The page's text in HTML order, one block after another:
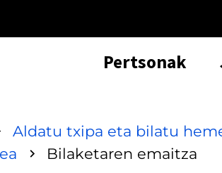
Pertsonak
Aldatu txipa eta bilatu
Bilaketaren emaitza